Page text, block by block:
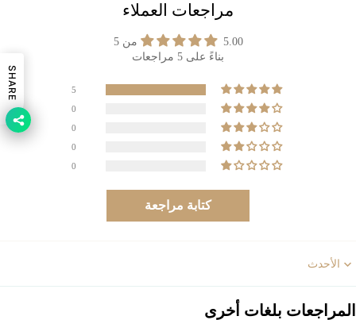
مراجعات العملاء
5.00 من 5
بناءً على 5 مراجعات
5
0
0
0
0
كتابة مراجعة
Sort by
المراجعات بلغات أخرى
SHARE